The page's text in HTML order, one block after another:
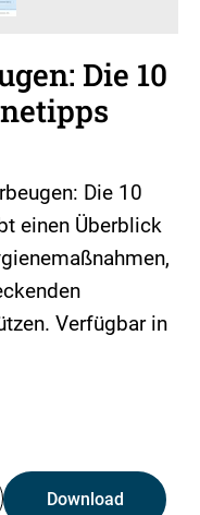
Die 10
Die 10
einen Überblick
Verfügbar in
Download